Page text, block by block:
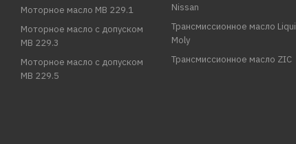
Моторное масло MB 229.1
Моторное масло с допуском
MB 229.3
Моторное масло с допуском
MB 229.5
Nissan
Трансмиссионное масло Liqui
Moly
Трансмиссионное масло ZIC